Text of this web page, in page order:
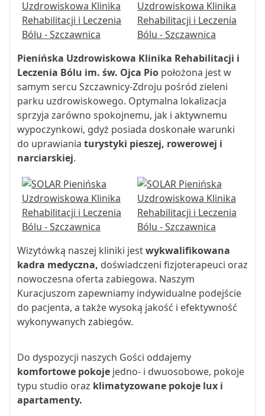
Pienińska Uzdrowiskowa Klinika Rehabilitacji i
Leczenia Bólu im. św. Ojca Pio położona jest w
samym sercu Szczawnicy-Zdroju pośród zieleni
parku uzdrowiskowego. Optymalna lokalizacja
sprzyja zarówno spokojnemu, jak i aktywnemu
wypoczynkowi, gdyż posiada doskonałe warunki
do uprawiania turystyki pieszej, rowerowej i
narciarskiej.
Wizytówką naszej kliniki jestwykwalifikowana
kadra medyczna, doświadczeni fizjoterapeuci oraz
nowoczesna oferta zabiegowa. Naszym
Kuracjuszom zapewniamy indywidualne podejście
do pacjenta, a także wysoką jakość i efektywność
wykonywanych zabiegów.
Do dyspozycji naszych Gości oddajemy
komfortowe pokoje jedno- i dwuosobowe, pokoje
typu studio oraz klimatyzowane pokoje lux i
apartamenty.